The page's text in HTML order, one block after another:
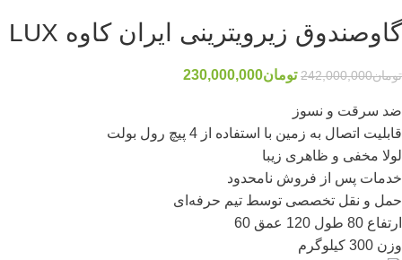
گاوصندوق زیرویترینی ایران کاوه LUX
تومان242,000,000 تومان230,000,000
ضد سرقت و نسوز
قابلیت اتصال به زمین با استفاده از 4 پیچ رول بولت
لولا مخفی و ظاهری زیبا
خدمات پس از فروش نامحدود
حمل و نقل تخصصی توسط تیم حرفه‌ای
ارتفاع 80 طول 120 عمق 60
وزن 300 کیلوگرم